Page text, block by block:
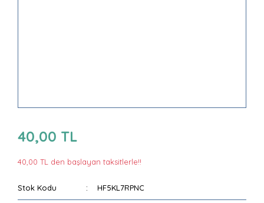
40,00 TL
40,00 TL den başlayan taksitlerle!!
Stok Kodu HF5KL7RPNC